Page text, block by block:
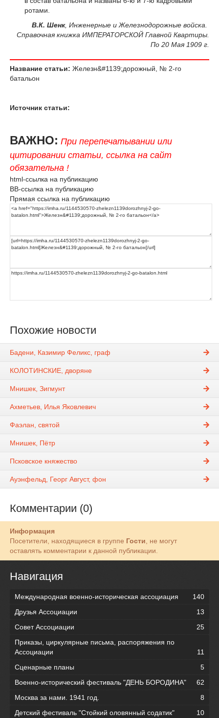
ротами.
В.К. Шенк, Инженерные и Железнодорожные войска.
Справочная книжка ИМПЕРАТОРСКОЙ Главной Квартиры.
По 20 Мая 1909 г.
Название статьи: Железн&#1139;дорожный, № 2-го
батальон
Источник статьи:
ВАЖНО: При перепечатывании или
цитировании статьи, ссылка на сайт
обязательна !
html-ссылка на публикацию
BB-ссылка на публикацию
Прямая ссылка на публикацию
Похожие новости
Бадени, Казимир Феликс, граф
КОЛОТИНСКИЕ, дворяне
Мнишек, Зигмунт
Ахметьев, Илья Яковлевич
Фаэлан, святой
Мнишек, Пётр
Псковское княжество
Ауэнфельд, Георг Август, фон
Комментарии (0)
Информация
Посетители, находящиеся в группе Гости , не могут
оставлять комментарии к данной публикации.
Навигация
Международная военно-историческая ассоциация
140
Друзья Ассоциации
13
Совет Ассоциации
25
Приказы, циркулярные письма, распоряжения по
Ассоциации
11
Сценарные планы
5
Военно-исторический фестиваль "ДЕНЬ БОРОДИНА"
62
Москва за нами. 1941 год.
8
Детский фестиваль "Стойкий оловянный содатик"
10